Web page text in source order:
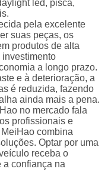
led, pisca,
pela excelente
suas peças, os
produtos de alta
a longo prazo.
e à deterioração, a
é reduzida, fazendo
ainda mais a pena.
no mercado fala
profissionais e
combina
Optar por uma
receba o
a confiança na